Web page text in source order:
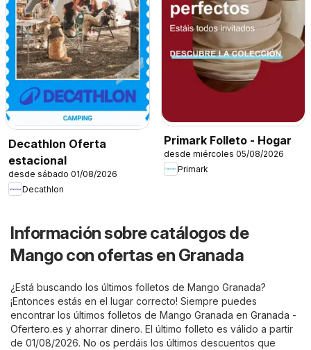
Decathlon Oferta
estacional
desde sábado 01/08/2026
Decathlon
Primark Folleto - Hogar
desde miércoles 05/08/2026
Primark
Información sobre catálogos de
Mango con ofertas en Granada
¿Está buscando los últimos folletos de Mango Granada?
¡Entonces estás en el lugar correcto! Siempre puedes
encontrar los últimos folletos de Mango Granada en Granada -
Ofertero.es y ahorrar dinero. El último folleto es válido a partir
de 01/08/2026. No os perdáis los últimos descuentos que